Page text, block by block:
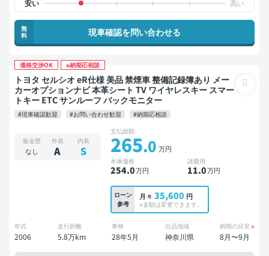
無
料
現車確認を問い合わせる
価格交渉OK ※納期応相談
トヨタ セルシオ eR仕様 美品 禁煙車 整備記録簿あり メー
カーオプションナビ 本革シート TV ワイヤレスキー スマー
トキー ETC サンルーフ バックモニター
#現車確認歓迎 #お問い合わせ歓迎 #納期応相談
板金歴
なし
外装
A
内装
S
支払総額
265.0 万円
本体価格
254.0万円
諸費用
11.0万円
ローン
参考
月々 35,600 円
※金額は変更できます。
年式
2006
走行距離
5.8万km
車検
28年5月
出品地域
神奈川県
納期の目安 ※
8月〜9月